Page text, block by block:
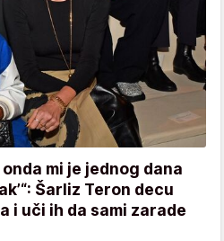
mi je jednog dana
Šarliz Teron decu
i uči ih da sami zarade